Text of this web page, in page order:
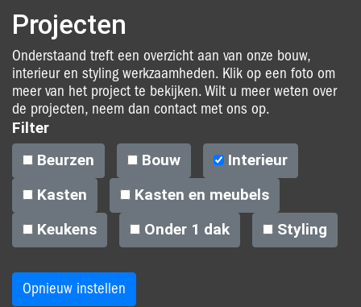
Projecten
Onderstaand treft een overzicht aan van onze bouw,
interieur en styling werkzaamheden. Klik op een foto om
meer van het project te bekijken. Wilt u meer weten over
de projecten, neem dan contact met ons op.
Filter
Beurzen
Bouw
Interieur
Kasten
Kasten en meubels
Keukens
Onder 1 dak Styling